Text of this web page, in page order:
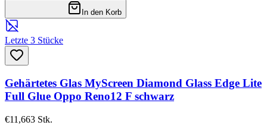
In den Korb
Letzte 3 Stücke
Gehärtetes Glas MyScreen Diamond Glass Edge Lite
Full Glue Oppo Reno12 F schwarz
€11,663 Stk.